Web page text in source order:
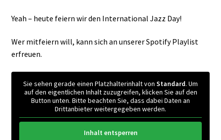
Yeah – heute feiern wir den International Jazz Day!
Wer mitfeiern will, kann sich an unserer Spotify Playlist
erfreuen.
Sie sehen gerade einen Platzhalterinhalt von Standard. Um
auf den eigentlichen Inhalt zuzugreifen, klicken Sie auf den
Button unten. Bitte beachten Sie, dass dabei Daten an
Drittanbieter weitergegeben werden.
Inhalt entsperren